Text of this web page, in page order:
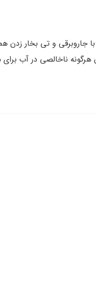
جویی در وقت با جاروبرقی و
هرگونه ناخالصی در آب